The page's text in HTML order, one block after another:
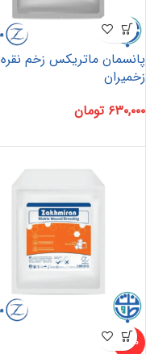
پانسمان ماتریکس زخم نقره
زخمیران
۶۳۰,۰۰۰ تومان
-10%